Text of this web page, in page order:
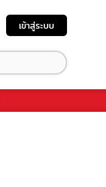
เข้าสู่ระบบ